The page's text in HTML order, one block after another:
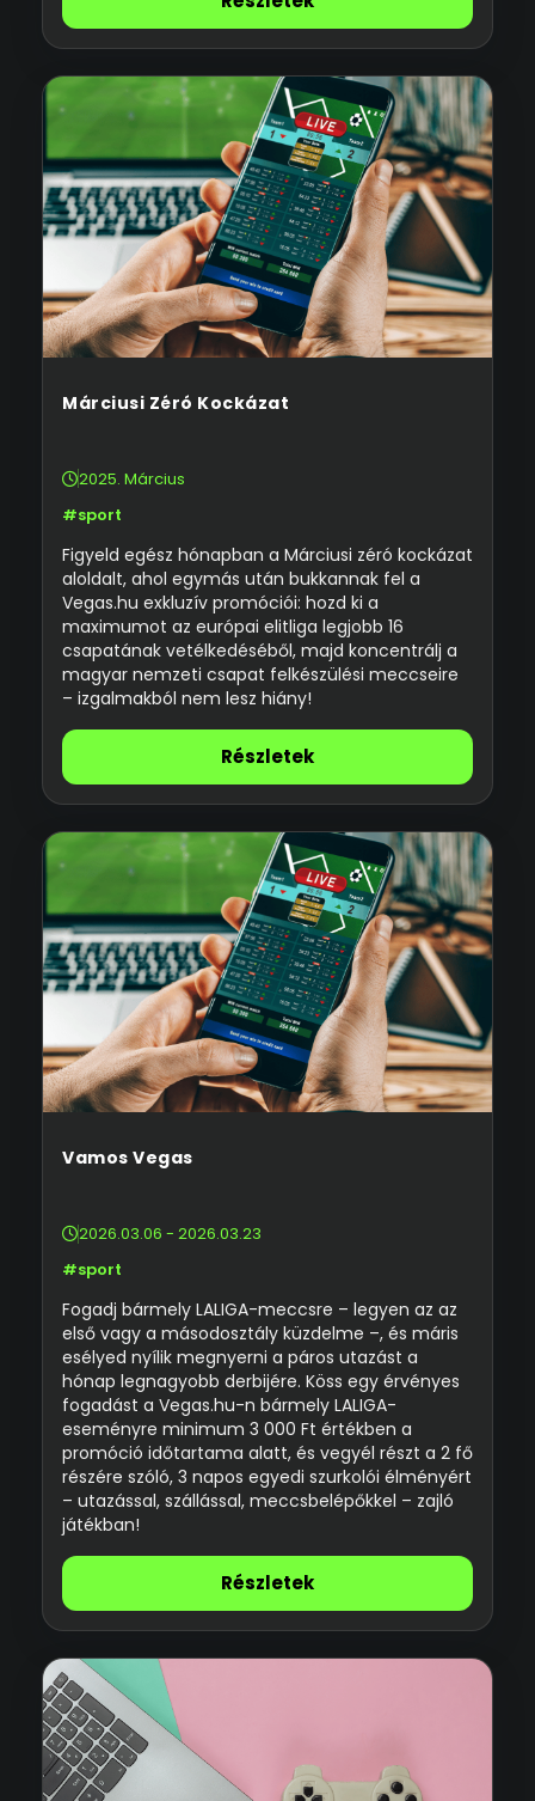
Márciusi Zéró Kockázat
2025. Március
#sport
Figyeld egész hónapban a Márciusi zéró kockázat
aloldalt, ahol egymás után bukkannak fel a
Vegas.hu exkluzív promóciói: hozd ki a
maximumot az európai elitliga legjobb 16
csapatának vetélkedéséből, majd koncentrálj a
magyar nemzeti csapat felkészülési meccseire
– izgalmakból nem lesz hiány!
Részletek
Vamos Vegas
2026.03.06 - 2026.03.23
#sport
Fogadj bármely LALIGA-meccsre – legyen az az
első vagy a másodosztály küzdelme –, és máris
esélyed nyílik megnyerni a páros utazást a
hónap legnagyobb derbijére. Köss egy érvényes
fogadást a Vegas.hu-n bármely LALIGA-
eseményre minimum 3 000 Ft értékben a
promóció időtartama alatt, és vegyél részt a 2 fő
részére szóló, 3 napos egyedi szurkolói élményért
– utazással, szállással, meccsbelépőkkel – zajló
játékban!
Részletek